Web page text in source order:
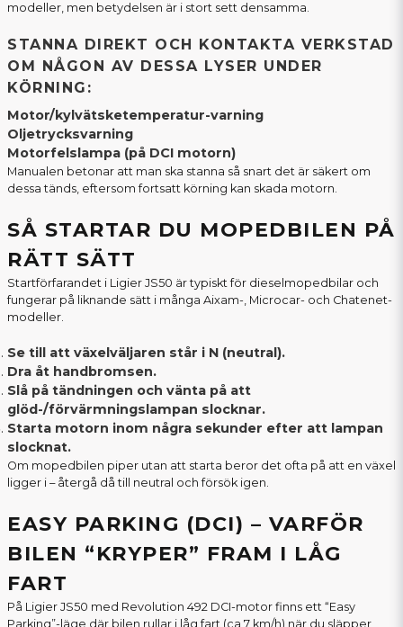
modeller, men betydelsen är i stort sett densamma.
STANNA DIREKT OCH KONTAKTA VERKSTAD
OM NÅGON AV DESSA LYSER UNDER
KÖRNING:
Motor/kylvätsketemperatur-varning
Oljetrycksvarning
Motorfelslampa (på DCI motorn)
Manualen betonar att man ska stanna så snart det är säkert om
dessa tänds, eftersom fortsatt körning kan skada motorn.
SÅ STARTAR DU MOPEDBILEN PÅ
RÄTT SÄTT
Startförfarandet i Ligier JS50 är typiskt för dieselmopedbilar och
fungerar på liknande sätt i många Aixam-, Microcar- och Chatenet-
modeller.
Se till att växelväljaren står i N (neutral).
Dra åt handbromsen.
Slå på tändningen och vänta på att
glöd-/förvärmningslampan slocknar.
Starta motorn inom några sekunder efter att lampan
slocknat.
Om mopedbilen piper utan att starta beror det ofta på att en växel
ligger i – återgå då till neutral och försök igen.
EASY PARKING (DCI) – VARFÖR
BILEN “KRYPER” FRAM I LÅG
FART
På Ligier JS50 med Revolution 492 DCI-motor finns ett “Easy
Parking”-läge där bilen rullar i låg fart (ca 7 km/h) när du släpper